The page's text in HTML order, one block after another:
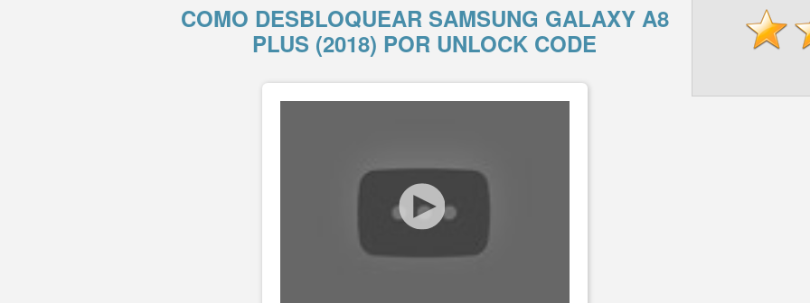
COMO DESBLOQUEAR SAMSUNG GALAXY A8
PLUS (2018) POR UNLOCK CODE